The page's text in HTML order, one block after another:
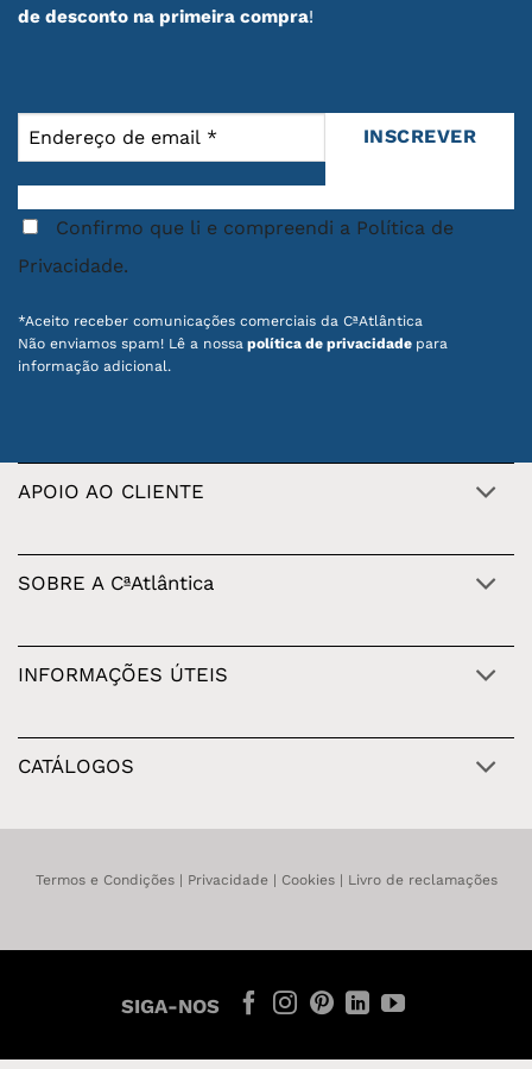
de desconto na primeira compra!
Privacidade.
*Aceito receber comunicações comerciais da CªAtlântica
Não enviamos spam! Lê a nossa política de privacidade para
informação adicional.
APOIO AO CLIENTE
SOBRE A CªAtlântica
INFORMAÇÕES ÚTEIS
CATÁLOGOS
Termos e Condições| Privacidade | Cookies| Livro de reclamações
SIGA-NOS